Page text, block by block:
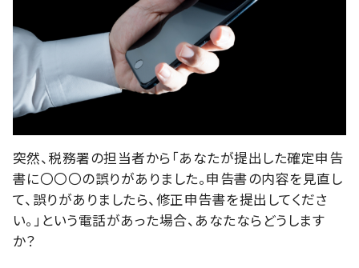
突然、税務署の担当者から「あなたが提出した確定申告
書に〇〇〇の誤りがありました。申告書の内容を見直し
て、誤りがありましたら、修正申告書を提出してくださ
い。」という電話があった場合、あなたならどうします
か？